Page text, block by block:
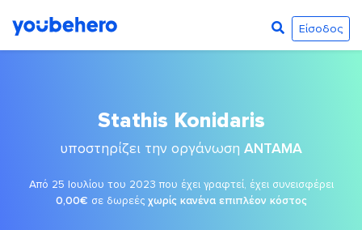
Είσοδος
Stathis Konidaris
υποστηρίζει την οργάνωση ΑΝΤΑΜΑ
Από 25 Ιουλίου του 2023 που έχει γραφτεί, έχει συνεισφέρει
0,00€ σε δωρεές χωρίς κανένα επιπλέον κόστος